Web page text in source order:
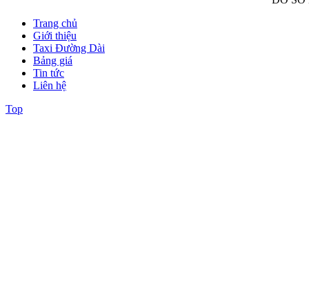
Trang chủ
Giới thiệu
Taxi Đường Dài
Bảng giá
Tin tức
Liên hệ
Top